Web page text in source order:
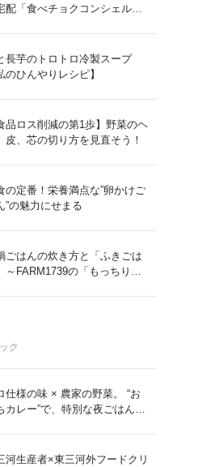
配「食べチョクコンシェルジ
長芋のトロトロ冷製スープ
のひんやりレシピ】
品ロス削減の第1歩】野菜のヘ
皮、芯の切り方を見直そう！
の定番！栄養満点な”卵かけご
”の魅力にせまる
ごはんの炊き方と「ふきごは
～FARM1739の「もっちりコ
ク
仕様の味 × 農家の野菜。 “お
カレー”で、特別な夜ごはん
河生産者×東三河外フードクリ